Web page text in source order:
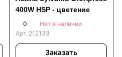
400W HSP - цветение
0
Нет в наличии
Арт. 212133
Заказать